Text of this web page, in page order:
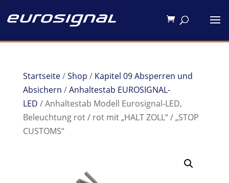
Startseite/Shop / Kapitel 09 Absperren und
Absichern /Anhaltestab EUROSIGNAL-
LED / Anhaltestab Modell Eurosignal-LED,
Beleuchtung rot / rot mit „HALT ZOLL“ / „STOP
CUSTOMS“